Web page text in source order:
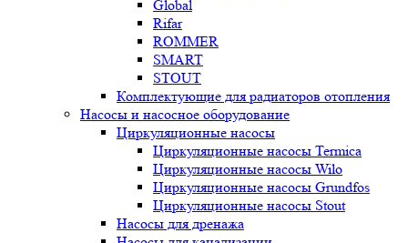
Global
Rifar
ROMMER
SMART
STOUT
Комплектующие для радиаторов отопления
Насосы и насосное оборудование
Циркуляционные насосы
Циркуляционные насосы Termica
Циркуляционные насосы Wilo
Циркуляционные насосы Grundfos
Циркуляционные насосы Stout
Насосы для дренажа